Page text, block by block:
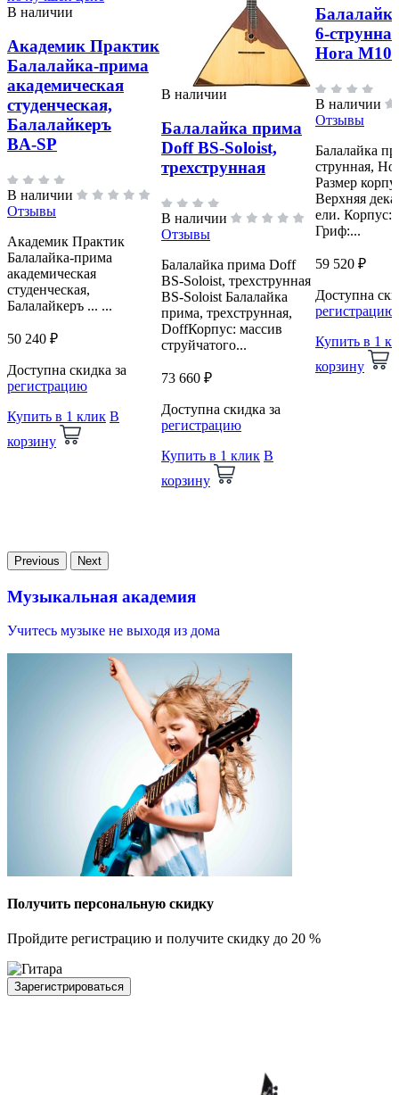
В наличии
Академик Практик
Балалайка-прима
академическая
студенческая,
Балалайкеръ
BA-SP
В наличии
Отзывы
Академик Практик
Балалайка-прима
академическая
студенческая,
Балалайкеръ ... ...
50 240 ₽
Доступна скидка за
регистрацию
Купить в 1 клик В
корзину
В наличии
Балалайка прима
Doff BS-Soloist,
трехструнная
В наличии
Отзывы
Балалайка прима Doff
BS-Soloist, трехструнная
BS-Soloist Балалайка
прима, трехструнная,
DoffКорпус: массив
струйчатого...
73 660 ₽
Доступна скидка за
регистрацию
Купить в 1 клик В
корзину
6-
Hora
В наличии
Отзывы
Балалайка
струнная,
Размер
Верхняя
ели. Корпус:
Гриф:...
59 520 ₽
Доступна
регистрацию
Купить в 1
корзину
Previous Next
Музыкальная академия
Учитесь музыке не выходя из дома
Получить персональную скидку
Пройдите регистрацию и получите скидку до 20 %
Зарегистрироваться